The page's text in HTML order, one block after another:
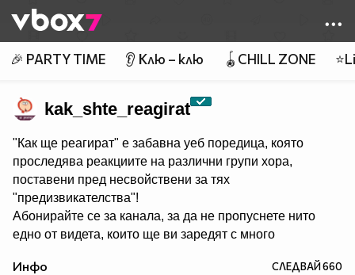
👾
🎉 PARTY TIME 👂 Клю – клю 🪀CHILL ZONE
kak_shte_reagirat
"Как ще реагират" е забавна уеб поредица, която
проследява реакциите на различни групи хора,
поставени пред несвойствени за тях
"предизвикателства"!
Абонирайте се за канала, за да не пропуснете нито
едно от видета, които ще ви заредят с много
Инфо СЛЕДВАЙ660